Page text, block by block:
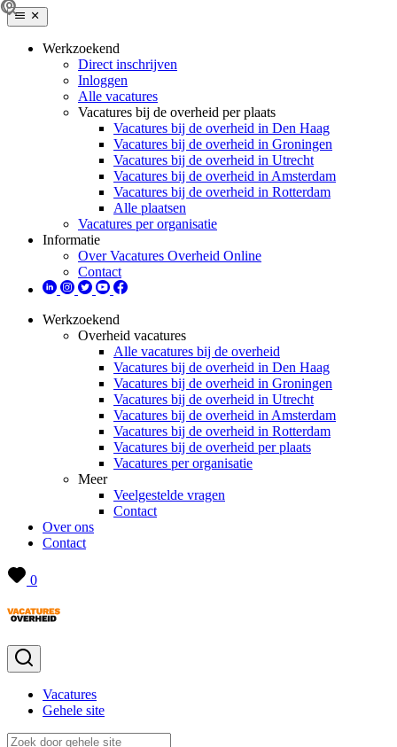
Werkzoekend
Direct inschrijven
Inloggen
Alle vacatures
Vacatures bij de overheid per plaats
Vacatures bij de overheid in Den Haag
Vacatures bij de overheid in Groningen
Vacatures bij de overheid in Utrecht
Vacatures bij de overheid in Amsterdam
Vacatures bij de overheid in Rotterdam
Alle plaatsen
Vacatures per organisatie
Informatie
Over Vacatures Overheid Online
Contact
Werkzoekend
Overheid vacatures
Alle vacatures bij de overheid
Vacatures bij de overheid in Den Haag
Vacatures bij de overheid in Groningen
Vacatures bij de overheid in Utrecht
Vacatures bij de overheid in Amsterdam
Vacatures bij de overheid in Rotterdam
Vacatures bij de overheid per plaats
Vacatures per organisatie
Meer
Veelgestelde vragen
Contact
Over ons
Contact
0
Vacatures
Gehele site